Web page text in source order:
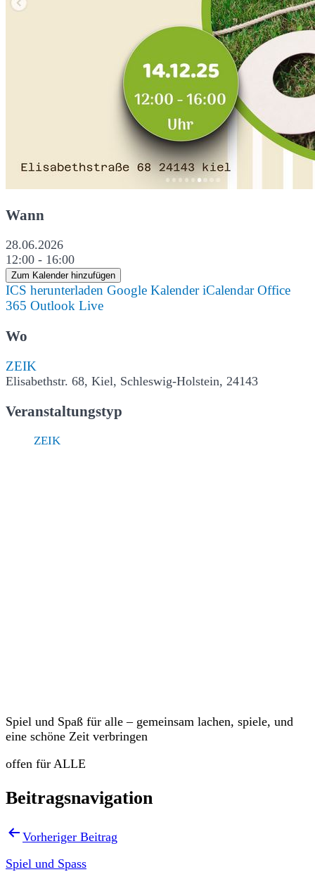
Wann
28.06.2026
12:00 - 16:00
Zum Kalender hinzufügen
ICS herunterladen Google Kalender iCalendar Office
365 Outlook Live
Wo
ZEIK
Elisabethstr. 68, Kiel, Schleswig-Holstein, 24143
Veranstaltungstyp
ZEIK
Spiel und Spaß für alle – gemeinsam lachen, spiele, und
eine schöne Zeit verbringen
offen für ALLE
Beitragsnavigation
Vorheriger Beitrag
Spiel und Spass